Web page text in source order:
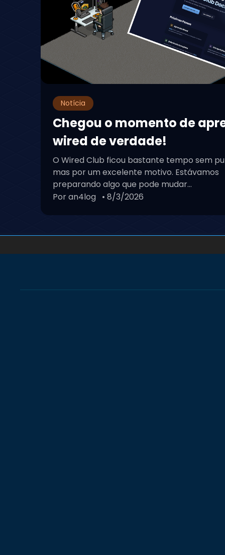
Notícia
Chegou o momento de
wired de verdade!
O Wired Club ficou bastante tempo sem
mas por um excelente motivo. Estávamos
preparando algo que pode mudar...
Por an4log • 8/3/2026